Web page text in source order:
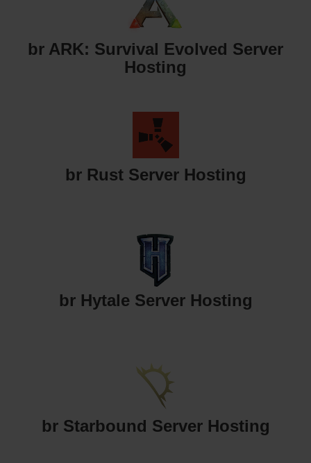
br ARK: Survival Evolved Server
Hosting
br Rust Server Hosting
br Hytale Server Hosting
br Starbound Server Hosting